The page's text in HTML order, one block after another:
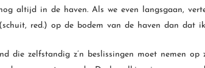
altijd in de haven. Als we even langsgaan,
red.) op de bodem van de haven dan dat
die zelfstandig z’n beslissingen moet nemen op